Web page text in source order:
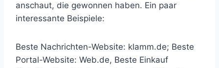
anschaut, die gewonnen haben. Ein paar
interessante Beispiele:
Beste Nachrichten-Website: klamm.de; Beste
Portal-Website: Web.de, Beste Einkauf